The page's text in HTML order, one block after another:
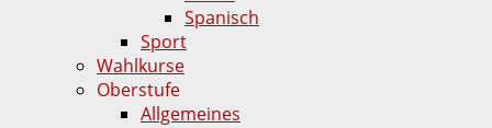
Spanisch
Sport
Wahlkurse
Oberstufe
Allgemeines